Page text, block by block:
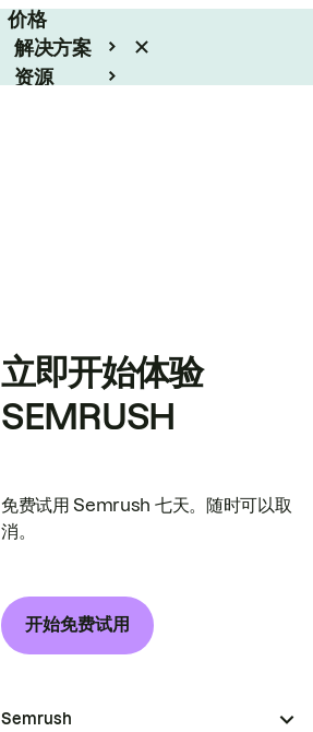
价格
解决方案
资源
立即开始体验
SEMRUSH
免费试用 Semrush 七天。随时可以取
消。
开始免费试用
Semrush